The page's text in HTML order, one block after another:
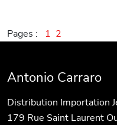
Pages : 1 2
Antonio Carraro
Distribution Importation
179 Rue Saint Laurent